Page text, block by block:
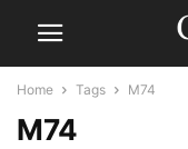
Home Tags M74
M74